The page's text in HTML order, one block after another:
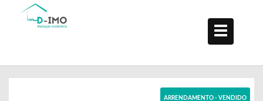
ARRENDAMENTO - VENDIDO